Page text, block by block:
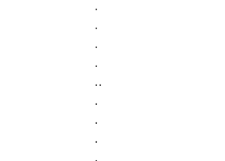
.
.
.
.
..
.
.
.
.